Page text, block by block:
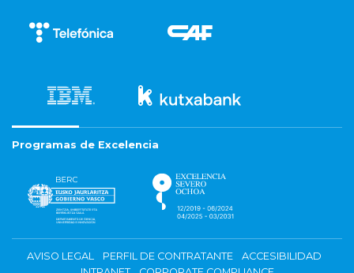
Programas de Excelencia
AVISO LEGAL PERFIL DE CONTRATANTE
ACCESIBILIDAD